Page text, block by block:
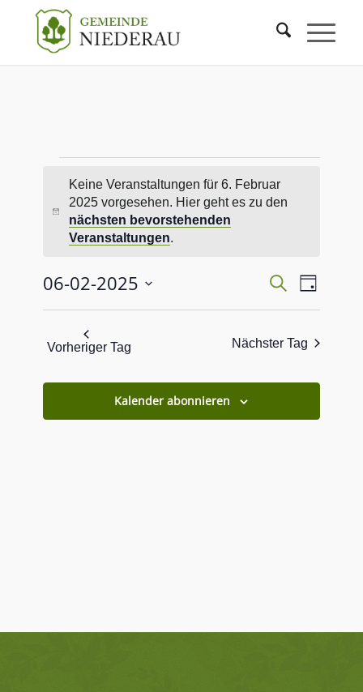
Hinweis
Keine Veranstaltungen für 6. Februar
2025 vorgesehen. Hier geht es zu den
nächsten bevorstehenden
Veranstaltungen.
SucheTag
06-02-2025
Datum
wählen.
Vorheriger Tag Nächster Tag
Kalender abonnieren